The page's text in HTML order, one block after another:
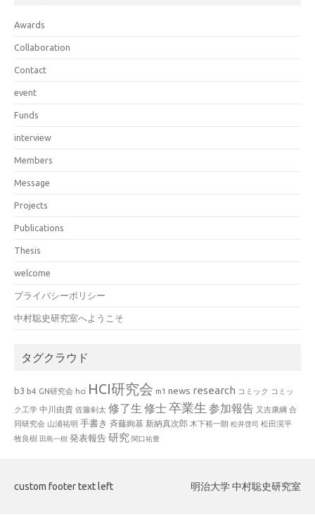
Awards
Collaboration
Contact
event
Funds
interview
Members
Message
Projects
Publications
Thesis
welcome
プライバシーポリシー
中村聡史研究室へようこそ
タグクラウド
b3 b4 GN研究会 hci HCI研究会 m1 news research コミック コミッ
ク工学 中川由貴 佐藤剣太 修了生 修士卒業生 参加報告 又吉康綱 合
同研究会 山浦祐明 手書き 斉藤絢基 新納真次郎 木下裕一朗 松井啓司 松田滉平
牧良樹 田島一樹 発表報告 研究 関口祐豊
custom footer text left 明治大学 中村聡史研究室